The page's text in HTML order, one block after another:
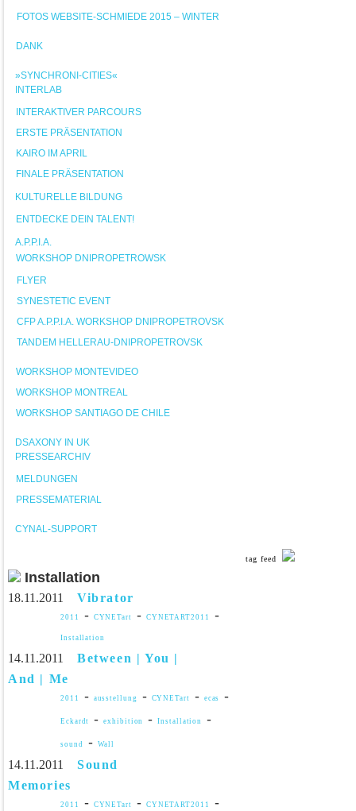
FOTOS WEBSITE-SCHMIEDE 2015 – WINTER
DANK
»SYNCHRONI-CITIES«
INTERLAB
INTERAKTIVER PARCOURS
ERSTE PRÄSENTATION
KAIRO IM APRIL
FINALE PRÄSENTATION
KULTURELLE BILDUNG
ENTDECKE DEIN TALENT!
A.P.P.I.A.
WORKSHOP DNIPROPETROWSK
FLYER
SYNESTETIC EVENT
CFP A.P.P.I.A. WORKSHOP DNIPROPETROVSK
TANDEM HELLERAU-DNIPROPETROVSK
WORKSHOP MONTEVIDEO
WORKSHOP MONTREAL
WORKSHOP SANTIAGO DE CHILE
DSAXONY IN UK
PRESSEARCHIV
MELDUNGEN
PRESSEMATERIAL
CYNAL-SUPPORT
tag feed
Installation
18.11.2011 Vibrator
2011 - CYNETart - CYNETART2011 -
Installation
14.11.2011 Between | You |
And | Me
2011 - ausstellung - CYNETart - ecas -
Eckardt - exhibition - Installation -
sound - Wall
14.11.2011 Sound
Memories
2011 - CYNETart - CYNETART2011 -